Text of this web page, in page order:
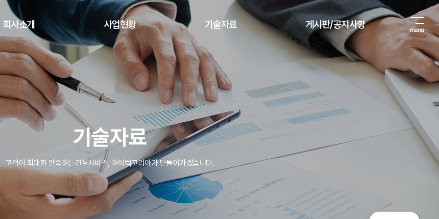
회사소개
CEO 인사말
회사연혁
주요공사현황
적재산현황
사업현황
가설교량신기술공법(TRM)
- 시공순서
- 시공사례
자전거도로(BRM)
라멘교(SPA)
리조트사업
기술자료
기술자료
게시판/공지사항
공지사항
기술자료
기술자료
고객이 최대한 만족하는건설서비스, 하이텍코리아가 만들어가겠습니다.